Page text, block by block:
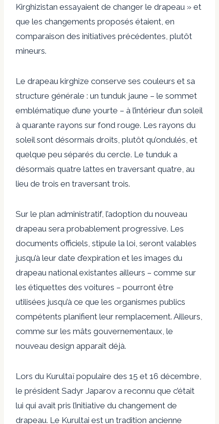
Kirghizistan essayaient de changer le drapeau » et
que les changements proposés étaient, en
comparaison des initiatives précédentes, plutôt
mineurs.
Le drapeau kirghize conserve ses couleurs et sa
structure générale : un tunduk jaune – le sommet
emblématique d’une yourte – à l’intérieur d’un soleil
à quarante rayons sur fond rouge. Les rayons du
soleil sont désormais droits, plutôt qu’ondulés, et
quelque peu séparés du cercle. Le tunduk a
désormais quatre lattes en traversant quatre, au
lieu de trois en traversant trois.
Sur le plan administratif, l’adoption du nouveau
drapeau sera probablement progressive. Les
documents officiels, stipule la loi, seront valables
jusqu’à leur date d’expiration et les images du
drapeau national existantes ailleurs – comme sur
les étiquettes des voitures – pourront être
utilisées jusqu’à ce que les organismes publics
compétents planifient leur remplacement. Ailleurs,
comme sur les mâts gouvernementaux, le
nouveau design apparaît déjà.
Lors du Kurultaï populaire des 15 et 16 décembre,
le président Sadyr Japarov a reconnu que c’était
lui qui avait pris l’initiative du changement de
drapeau. Le Kurultai est un tradition ancienne